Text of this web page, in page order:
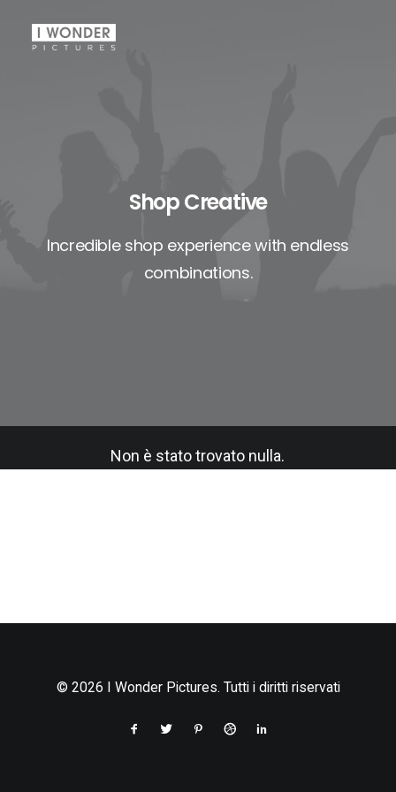
Shop Creative
Incredible shop experience with endless
combinations.
Non è stato trovato nulla.
© 2026 I Wonder Pictures. Tutti i diritti riservati